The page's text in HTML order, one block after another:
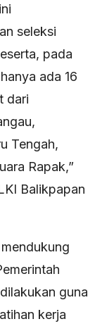
seleksi
pada
ada 16
dari
Tengah,
Rapak,”
Balikpapan
guna
kerja